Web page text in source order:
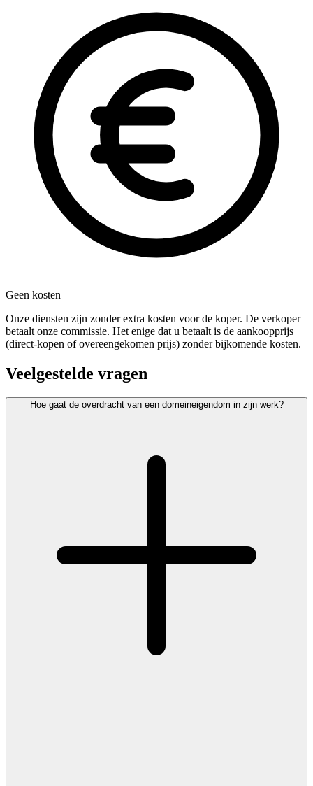
Geen kosten
Onze diensten zijn zonder extra kosten voor de koper. De verkoper
betaalt onze commissie. Het enige dat u betaalt is de aankoopprijs
(direct-kopen of overeengekomen prijs) zonder bijkomende kosten.
Veelgestelde vragen
Hoe gaat de overdracht van een domeineigendom in zijn werk?